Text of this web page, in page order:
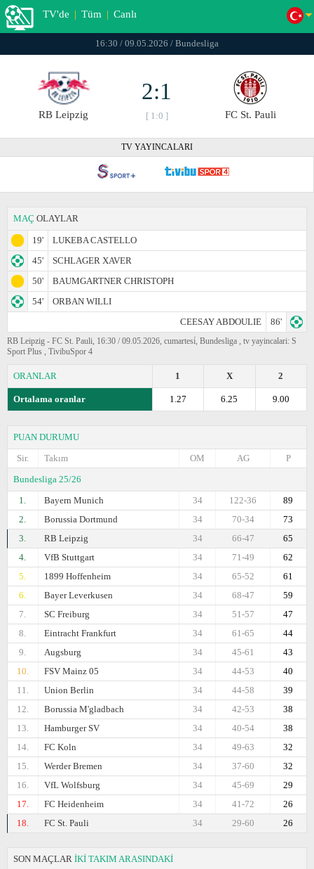
TV'de | Tüm | Canlı
16:30 / 09.05.2026 / Bundesliga
RB Leipzig
2:1
[ 1:0 ] FC St. Pauli
TV YAYINCALARI
MAÇ OLAYLAR
19'
LUKEBA CASTELLO
45'
SCHLAGER XAVER
50'
BAUMGARTNER CHRISTOPH
54'
ORBAN WILLI
CEESAY ABDOULIE
86'
RB Leipzig - FC St. Pauli, 16:30 / 09.05.2026, cumartesi̇, Bundesliga , tv yayincalari: S
Sport Plus , TivibuSpor 4
ORANLAR 2
X
1
Ortalama oranlar 9.00
6.25
1.27
PUAN DURUMU
Sir.
Takım P
AG
OM
Bundesliga 25/26
1.
Bayern Munich 89
122-36
34
2.
Borussia Dortmund 73
70-34
34
3.
RB Leipzig 65
66-47
34
4.
VfB Stuttgart 62
71-49
34
5.
1899 Hoffenheim 61
65-52
34
6.
Bayer Leverkusen 59
68-47
34
7.
SC Freiburg 47
51-57
34
8.
Eintracht Frankfurt 44
61-65
34
9.
Augsburg 43
45-61
34
10.
FSV Mainz 05 40
44-53
34
11.
Union Berlin 39
44-58
34
12.
Borussia M'gladbach 38
42-53
34
13.
Hamburger SV 38
40-54
34
14.
FC Koln 32
49-63
34
15.
Werder Bremen 32
37-60
34
16.
VfL Wolfsburg 29
45-69
34
17.
FC Heidenheim 26
41-72
34
18.
FC St. Pauli 26
29-60
34
SON MAÇLAR İKİ TAKIM ARASINDAKİ